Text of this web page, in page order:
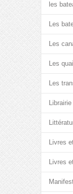
les
Les
Les
Les
Les
Librairie
Livres
Livres